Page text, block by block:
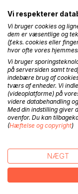
BESKRIVELSE
Værsgo, drenge
benskinnerne. Her
Marcelo er 13 år
forældre og
For Marcelo findes
fodbold. Bolden
drøm latterliggjort.
noget stort.
Bortset fra én:
Vi respekterer
Vi bruger cookies og
dem er væsentlige og
(f.eks. cookies eller
hvor ofte vores
Vi bruger
på serversiden samt
indebære brug af
tværs af enheder. Vi
(videoplatforme) på
videre databehandling
Med din indstilling giver
ovenfor. Du kan
(Hæftelse og copyright)
NÆGT